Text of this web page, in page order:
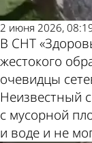
2 июня 2026,
В СНТ
жестокого
очевидцы
Неизвестный
с мусорной
и воде и не